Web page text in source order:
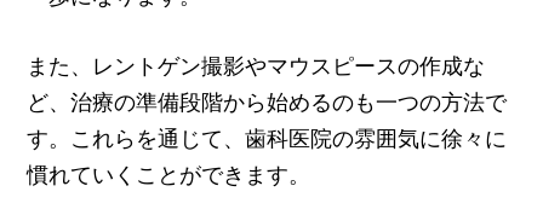
また、レントゲン撮影やマウスピースの作成な
ど、治療の準備段階から始めるのも一つの方法で
す。これらを通じて、歯科医院の雰囲気に徐々に
慣れていくことができます。